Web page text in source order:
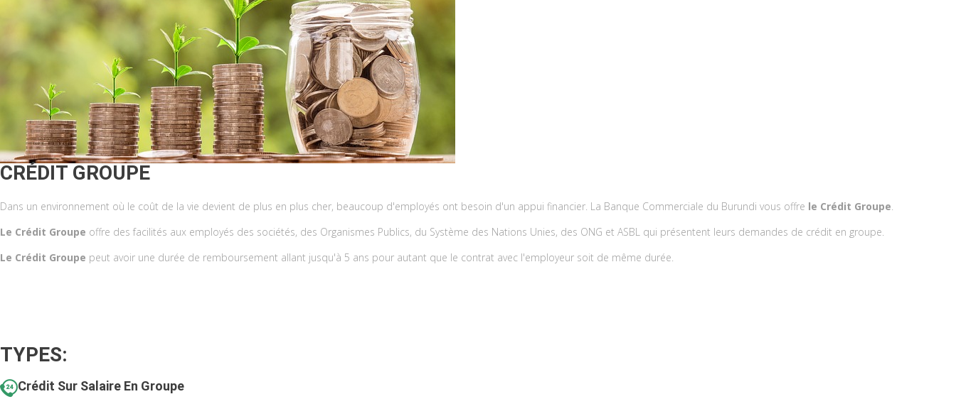
CRÉDIT GROUPE
Dans un environnement où le coût de la vie devient de plus en plus cher, beaucoup d'employés ont besoin d'un appui financier. La Banque Commerciale du Burundi vous offre le Crédit Groupe.
Le Crédit Groupe offre des facilités aux employés des sociétés, des Organismes Publics, du Système des Nations Unies, des ONG et ASBL qui présentent leurs demandes de crédit en groupe.
Le Crédit Groupe peut avoir une durée de remboursement allant jusqu'à 5 ans pour autant que le contrat avec l'employeur soit de même durée.
TYPES:
Crédit Sur Salaire En Groupe